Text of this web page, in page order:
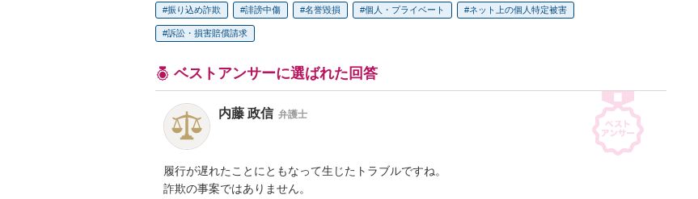
振り込め詐欺 誹謗中傷 名誉毀損 個人・プライベート ネット上の個人特定被害
訴訟・損害賠償請求
ベストアンサーに選ばれた回答
内藤 政信 弁護士
履行が遅れたことにともなって生じたトラブルですね。
詐欺の事案ではありません。